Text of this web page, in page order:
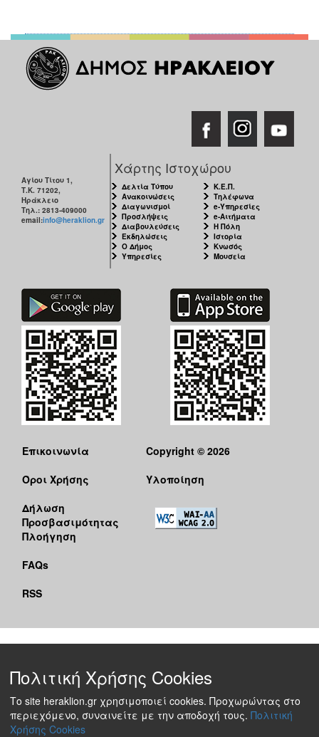
Αγίου Τίτου 1,
Τ.Κ. 71202,
Ηράκλειο
Τηλ.: 2813-409000
email:info@heraklion.gr
Χάρτης Ιστοχώρου
Δελτία Τύπου
Ανακοινώσεις
Διαγωνισμοί
Προσλήψεις
Διαβουλεύσεις
Εκδηλώσεις
Ο Δήμος
Υπηρεσίες
Κ.Ε.Π.
Τηλέφωνα
e-Υπηρεσίες
e-Αιτήματα
Η Πόλη
Ιστορία
Κνωσός
Μουσεία
Επικοινωνία
Όροι Χρήσης
Δήλωση
Προσβασιμότητας
Πλοήγηση
FAQs
RSS
Copyright © 2026
Υλοποίηση
Πολιτική Χρήσης Cookies
Το site heraklion.gr χρησιμοποιεί cookies. Προχωρώντας στο
περιεχόμενο, συναινείτε με την αποδοχή τους. Πολιτική
Χρήσης Cookies